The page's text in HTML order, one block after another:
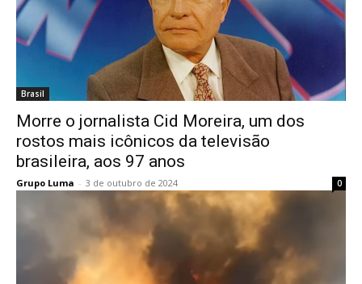
Brasil
Morre o jornalista Cid Moreira, um dos
rostos mais icônicos da televisão
brasileira, aos 97 anos
Grupo Luma - 3 de outubro de 2024 0